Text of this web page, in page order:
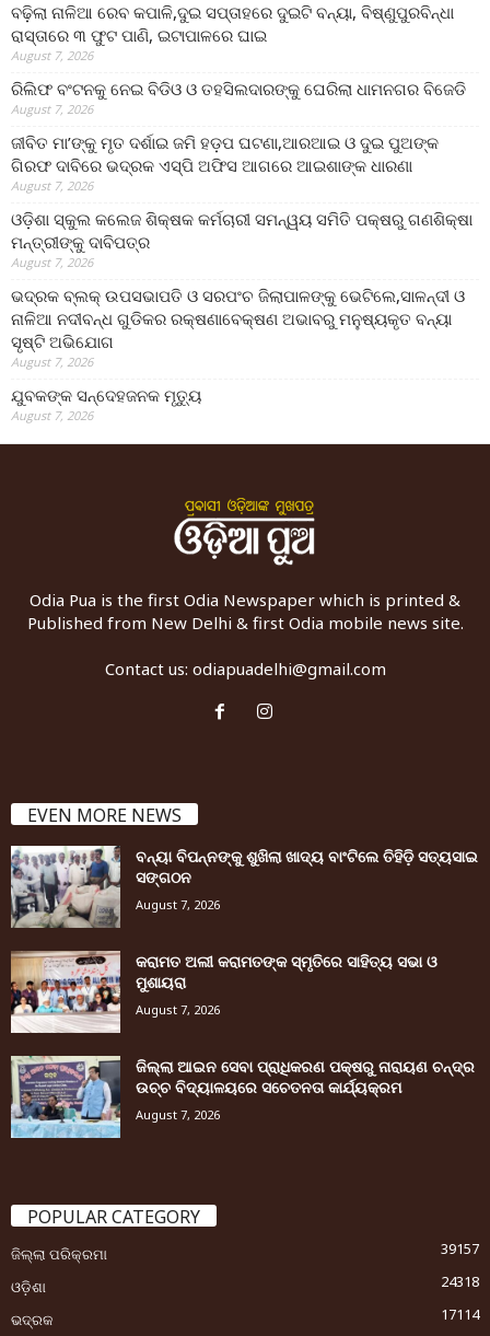
ବଢ଼ିଲା ନାଳିଆ ରେବ କପାଳି,ଦୁଇ ସପ୍ତାହରେ ଦୁଇଟି ବନ୍ୟା, ବିଷ୍ଣୁପୁରବିନ୍ଧା
ରାସ୍ତାରେ ୩ ଫୁଟ ପାଣି, ଇଟାପାଳରେ ଘାଇ
August 7, 2026
ରିଲିଫ ବଂଟନକୁ ନେଇ ବିଡିଓ ଓ ତହସିଲଦାରଙ୍କୁ ଘେରିଲା ଧାମନଗର ବିଜେଡି
August 7, 2026
ଜୀବିତ ମା’ଙ୍କୁ ମୃତ ଦର୍ଶାଇ ଜମି ହଡ଼ପ ଘଟଣା,ଆରଆଇ ଓ ଦୁଇ ପୁଅଙ୍କ
ଗିରଫ ଦାବିରେ ଭଦ୍ରକ ଏସ୍‌ପି ଅଫିସ ଆଗରେ ଆଇଶାଙ୍କ ଧାରଣା
August 7, 2026
ଓଡ଼ିଶା ସ୍କୁଲ କଲେଜ ଶିକ୍ଷକ କର୍ମଚାରୀ ସମନ୍ୱୟ ସମିତି ପକ୍ଷରୁ ଗଣଶିକ୍ଷା
ମନ୍ତ୍ରୀଙ୍କୁ ଦାବିପତ୍ର
August 7, 2026
ଭଦ୍ରକ ବ୍ଲକ୍ ଉପସଭାପତି ଓ ସରପଂଚ ଜିଲାପାଳଙ୍କୁ ଭେଟିଲେ,ସାଳନ୍ଦୀ ଓ
ନାଳିଆ ନଦୀବନ୍ଧ ଗୁଡିକର ରକ୍ଷଣାବେକ୍ଷଣ ଅଭାବରୁ ମନୁଷ୍ୟକୃତ ବନ୍ୟା
ସୃଷ୍ଟି ଅଭିଯୋଗ
August 7, 2026
ଯୁବକଙ୍କ ସନ୍ଦେହଜନକ ମୃତ୍ୟୁ
August 7, 2026
Odia Pua is the first Odia Newspaper which is printed &
Published from New Delhi & first Odia mobile news site.
Contact us: odiapuadelhi@gmail.com
EVEN MORE NEWS
ବନ୍ୟା ବିପନ୍ନଙ୍କୁ ଶୁଖିଲା ଖାଦ୍ୟ ବାଂଟିଲେ ତିହିଡି଼ ସତ୍ୟସାଇ
ସଙ୍ଗଠନ
August 7, 2026
କରାମତ ଅଲୀ କରାମତଙ୍କ ସ୍ମୃତିରେ ସାହିତ୍ୟ ସଭା ଓ
ମୁଶାୟରା
August 7, 2026
ଜିଲ୍ଲା ଆଇନ ସେବା ପ୍ରାଧିକରଣ ପକ୍ଷରୁ ନାରାୟଣ ଚନ୍ଦ୍ର
ଉଚ୍ଚ ବିଦ୍ୟାଳୟରେ ସଚେତନତା କାର୍ଯ୍ୟକ୍ରମ
August 7, 2026
POPULAR CATEGORY
ଜିଲ୍ଲା ପରିକ୍ରମା
39157
ଓଡ଼ିଶା
24318
ଭଦ୍ରକ
17114